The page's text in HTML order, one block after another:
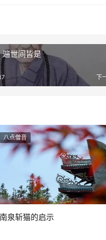
世间皆是
下
八点僧音
南泉斩猫的启示